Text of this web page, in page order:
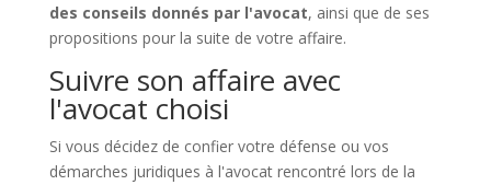
des conseils donnés par l'avocat, ainsi que de ses
propositions pour la suite de votre affaire.
Suivre son affaire avec
l'avocat choisi
Si vous décidez de confier votre défense ou vos
démarches juridiques à l'avocat rencontré lors de la